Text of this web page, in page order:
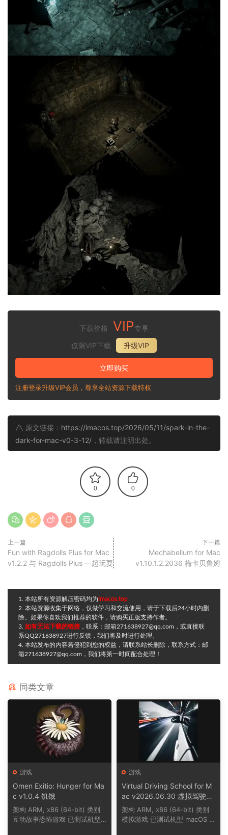
下载价格 VIP专享
仅限VIP下载
升级VIP
立即购买
注册登录升级VIP会员，尊享全站资源下载特权
原文链接： https://imacos.top/2026/05/11/spark-in-the-
dark-for-mac-v0-3-12/ ，转载请注明出处。
0 0
上一篇
Fun with Ragdolls Plus for Mac
v1.2.2 与 Ragdolls Plus 一起玩耍
下一篇
Mechabellum for Mac
v1.10.1.2.2036 梅卡贝鲁姆
1. 本站所有资源解压密码均为imacos.top
2. 本站资源收集于网络，仅做学习和交流使用，请于下载后24小时内删
除。如果你喜欢我们推荐的软件，请购买正版支持作者。
3. 如有无法下载的链接 ，联系：邮箱271638927@qq.com，或直接联
系QQ271638927进行反馈，我们将及时进行处理。
4. 本站发布的内容若侵犯到您的权益，请联系站长删除，联系方式：邮
箱271638927@qq.com，我们将第一时间配合处理！
同类文章
游戏
Omen Exitio: Hunger for Ma
c v1.0.4 饥饿
架构 ARM, x86 (64-bit) 类别
互动故事恐怖游戏 已测试机型
游戏
Virtual Driving School for M
ac v2026.06.30 虚拟驾驶学
校
架构 ARM, x86 (64-bit) 类别
模拟游戏 已测试机型 macOS T